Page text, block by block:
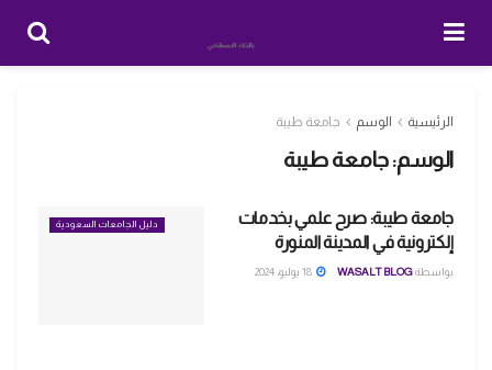
الرئيسية الوسم جامعة طيبة
الوسم:جامعة طيبة
دليل الجامعات السعودية
جامعة طيبة: صرح علمي بخدمات
إلكترونية في المدينة المنورة
بواسطةWASALT BLOG